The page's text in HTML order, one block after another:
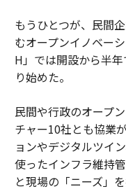
もうひとつが、民間
むオープンイノベー
H」では開設から半
り始めた。
民間や行政のオープ
チャー10社とも協業
ョンやデジタルツイ
使ったインフラ維持
と現場の「ニーズ」